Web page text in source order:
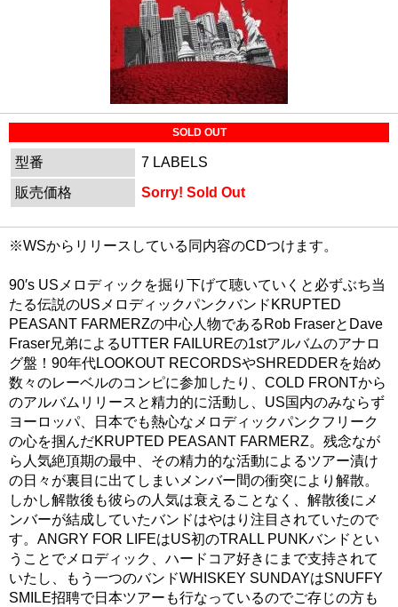
SOLD OUT
型番
7 LABELS
販売価格
Sorry! Sold Out
※WSからリリースしている同内容のCDつけます。
90′s USメロディックを掘り下げて聴いていくと必ずぶち当
たる伝説のUSメロディックパンクバンドKRUPTED
PEASANT FARMERZの中心人物であるRob FraserとDave
Fraser兄弟によるUTTER FAILUREの1stアルバムのアナロ
グ盤！90年代LOOKOUT RECORDSやSHREDDERを始め
数々のレーベルのコンピに参加したり、COLD FRONTから
のアルバムリリースと精力的に活動し、US国内のみならず
ヨーロッパ、日本でも熱心なメロディックパンクフリーク
の心を掴んだKRUPTED PEASANT FARMERZ。残念なが
ら人気絶頂期の最中、その精力的な活動によるツアー漬け
の日々が裏目に出てしまいメンバー間の衝突により解散。
しかし解散後も彼らの人気は衰えることなく、解散後にメ
ンバーが結成していたバンドはやはり注目されていたので
す。ANGRY FOR LIFEはUS初のTRALL PUNKバンドとい
うことでメロディック、ハードコア好きにまで支持されて
いたし、もう一つのバンドWHISKEY SUNDAYはSNUFFY
SMILE招聘で日本ツアーも行なっているのでご存じの方も